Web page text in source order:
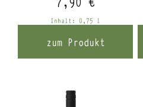
Inhalt: 0,75 l
zum Produkt